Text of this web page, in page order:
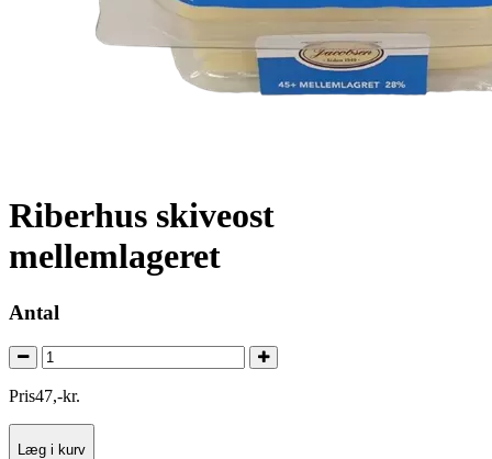
Riberhus skiveost
mellemlageret
Antal
Pris47,-kr.
Læg i kurv